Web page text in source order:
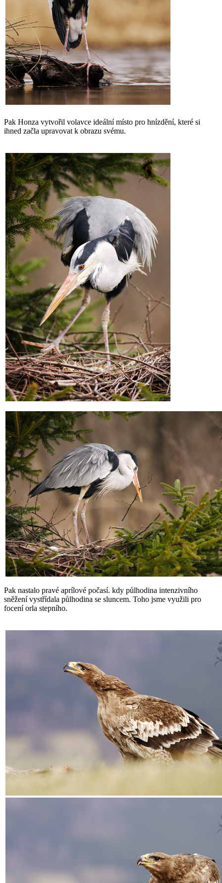
Pak Honza vytvořil volavce ideální místo pro hnízdění, které si
ihned začla upravovat k obrazu svému.
Pak nastalo pravé aprílové počasí. kdy půlhodina intenzivního
sněžení vystřídala půlhodina se sluncem. Toho jsme využili pro
focení orla stepního.